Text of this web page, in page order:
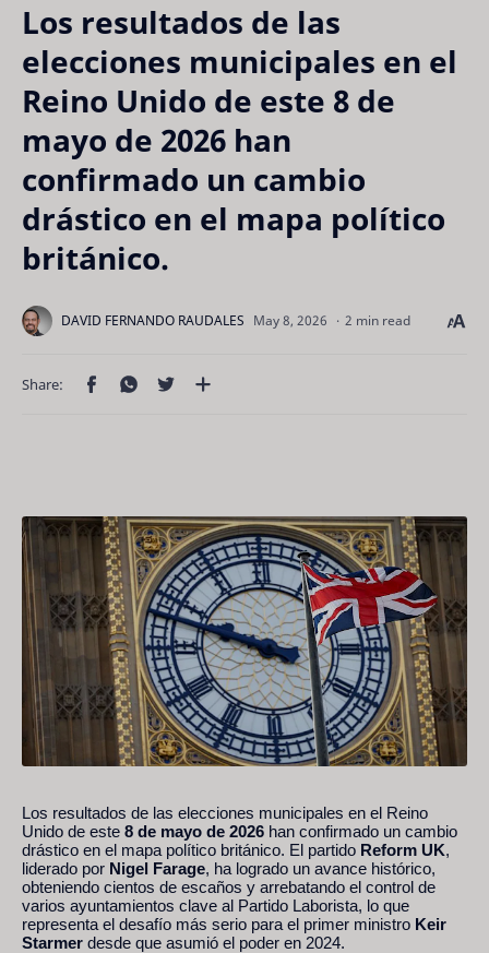
Los resultados de las
elecciones municipales en el
Reino Unido de este 8 de
mayo de 2026 han
confirmado un cambio
drástico en el mapa político
británico.
2 min read
Los resultados de las elecciones municipales en el Reino
Unido de este 8 de mayo de 2026 han confirmado un cambio
drástico en el mapa político británico. El partido Reform UK,
liderado por Nigel Farage, ha logrado un avance histórico,
obteniendo cientos de escaños y arrebatando el control de
varios ayuntamientos clave al Partido Laborista, lo que
representa el desafío más serio para el primer ministro Keir
Starmer desde que asumió el poder en 2024.